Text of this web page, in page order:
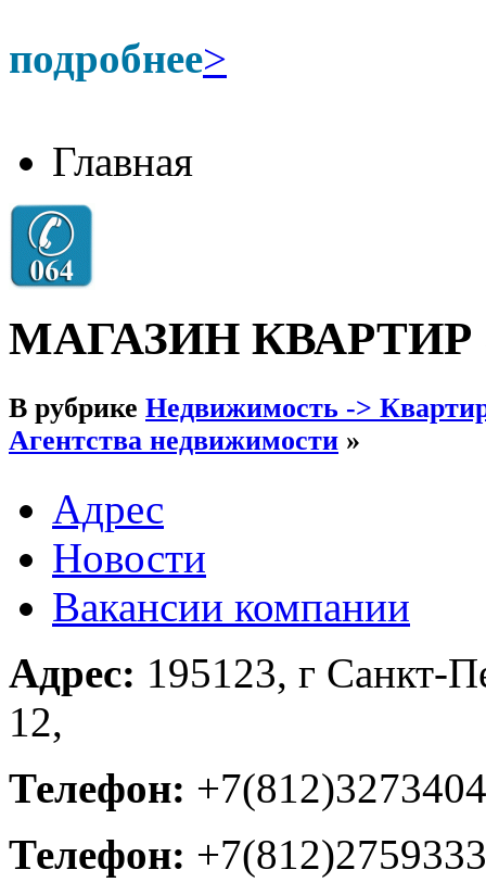
подробнее>
Главная
МАГАЗИН КВАРТИР
В рубрике Недвижимость ->
Агентства недвижимости »
Адрес
Новости
Вакансии компании
Адрес: 195123, г Санкт-
12,
Телефон: +7(812)3273404
Телефон: +7(812)2759333